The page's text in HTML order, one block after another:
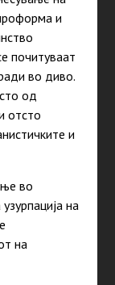
и
почитуваат
во диво.
од
отсто
и
во
на
на